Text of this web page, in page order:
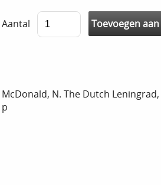
Aantal
McDonald, N. The Dutch Leningrad,
p